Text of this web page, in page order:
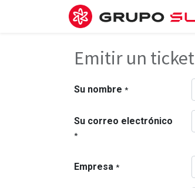
Emitir un ticket
Su nombre *
Su correo electrónico
*
Empresa *